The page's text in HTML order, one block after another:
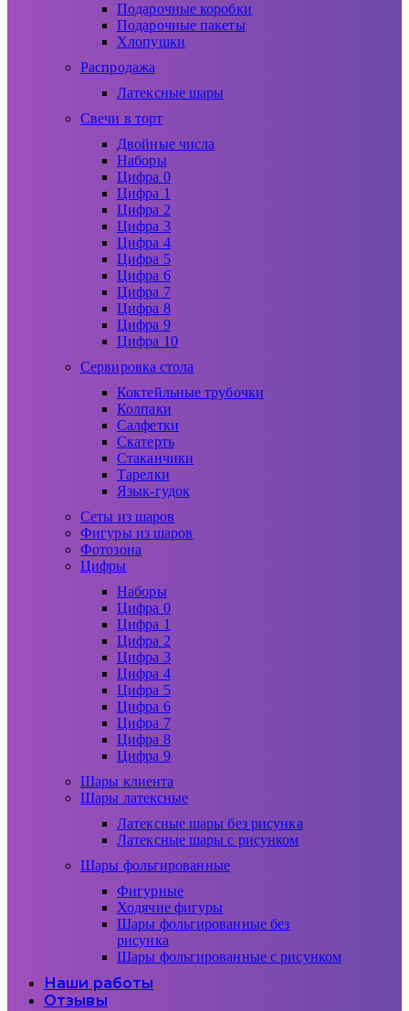
Подарочные коробки
Подарочные пакеты
Хлопушки
Распродажа
Латексные шары
Свечи в торт
Двойные числа
Наборы
Цифра 0
Цифра 1
Цифра 2
Цифра 3
Цифра 4
Цифра 5
Цифра 6
Цифра 7
Цифра 8
Цифра 9
Цифра 10
Сервировка стола
Коктейльные трубочки
Колпаки
Салфетки
Скатерть
Стаканчики
Тарелки
Язык-гудок
Сеты из шаров
Фигуры из шаров
Фотозона
Цифры
Наборы
Цифра 0
Цифра 1
Цифра 2
Цифра 3
Цифра 4
Цифра 5
Цифра 6
Цифра 7
Цифра 8
Цифра 9
Шары клиента
Шары латексные
Латексные шары без рисунка
Латексные шары с рисунком
Шары фольгированные
Фигурные
Ходячие фигуры
Шары фольгированные без
рисунка
Шары фольгированные с рисунком
Наши работы
Отзывы